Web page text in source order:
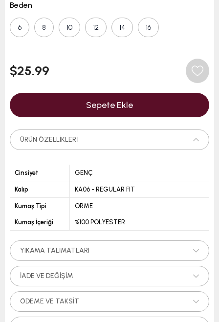
Beden
6 8 10 12 14 16
$25.99
ÜRÜN ÖZELLIKLERI
Cinsiyet GENÇ
Kalıp KA06 - REGULAR FIT
Kumaş Tipi ÖRME
Kumaş İçeriği %100 POLYESTER
YIKAMA TALIMATLARI
İADE VE DEĞIŞIM
ÖDEME VE TAKSIT